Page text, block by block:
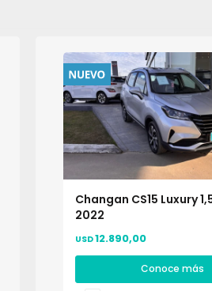
Changan CS15 Luxury
2022
USD12.890,00
Conoce más